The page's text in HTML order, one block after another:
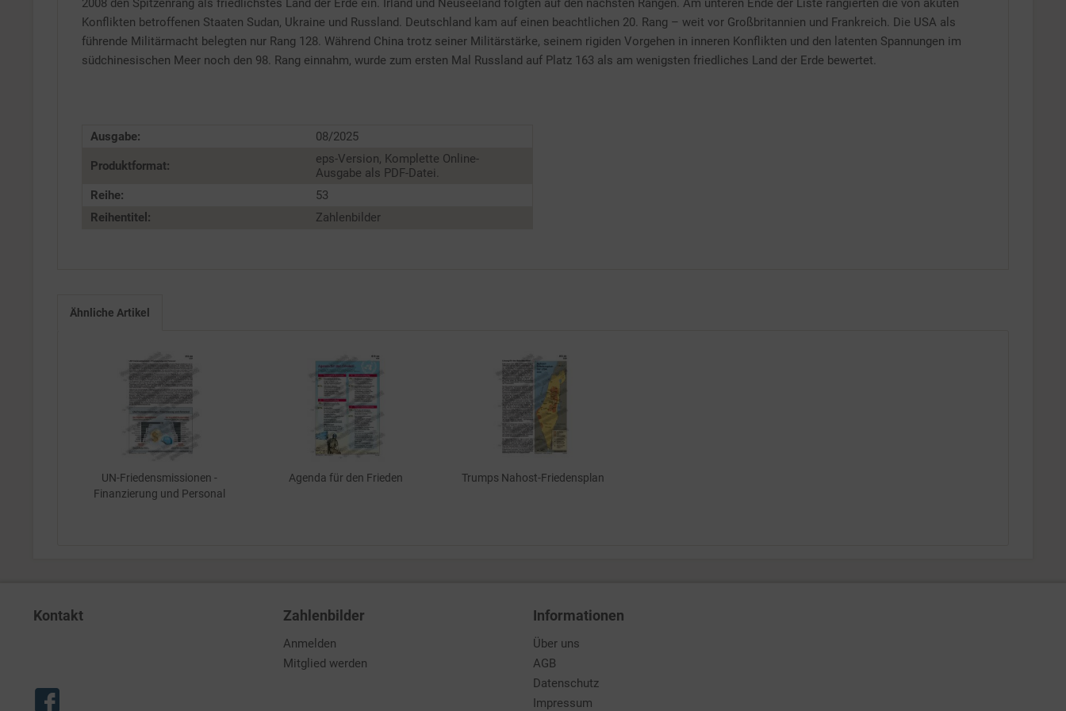
2008 den Spitzenrang als friedlichstes Land der Erde ein. Irland und Neuseeland folgten auf den nächsten Rängen. Am unteren Ende der Liste rangierten die von akuten
Konflikten betroffenen Staaten Sudan, Ukraine und Russland. Deutschland kam auf einen beachtlichen 20. Rang – weit vor Großbritannien und Frankreich. Die USA als
führende Militärmacht belegten nur Rang 128. Während China trotz seiner Militärstärke, seinem rigiden Vorgehen in inneren Konflikten und den latenten Spannungen im
südchinesischen Meer noch den 98. Rang einnahm, wurde zum ersten Mal Russland auf Platz 163 als am wenigsten friedliches Land der Erde bewertet.
Ausgabe: 08/2025
Produktformat:
eps-Version, Komplette Online-
Ausgabe als PDF-Datei.
Reihe:
53
Reihentitel:
Zahlenbilder
Ähnliche Artikel
UN-Friedensmissionen -
Finanzierung und Personal
Agenda für den Frieden Trumps Nahost-Friedensplan
Kontakt Zahlenbilder
Anmelden
Mitglied werden
Informationen
Über uns
AGB
Datenschutz
Impressum
Service Inaktiv